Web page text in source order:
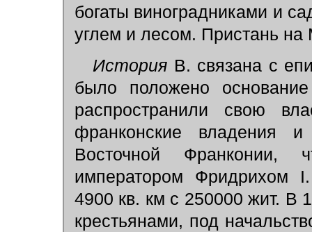
богаты виноградниками и
углем и лесом. Пристань на
История В. связана с
было положено
распространили свою
франконские владения
Восточной Франконии,
императором Фридрихом
4900 кв. км с 250000 жит. В
крестьянами, под